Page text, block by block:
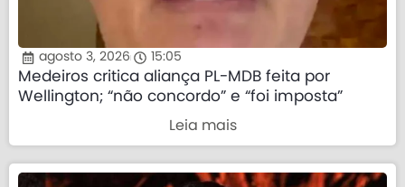
agosto 3, 2026 15:05
Medeiros critica aliança PL-MDB feita por
Wellington; “não concordo” e “foi imposta”
Leia mais